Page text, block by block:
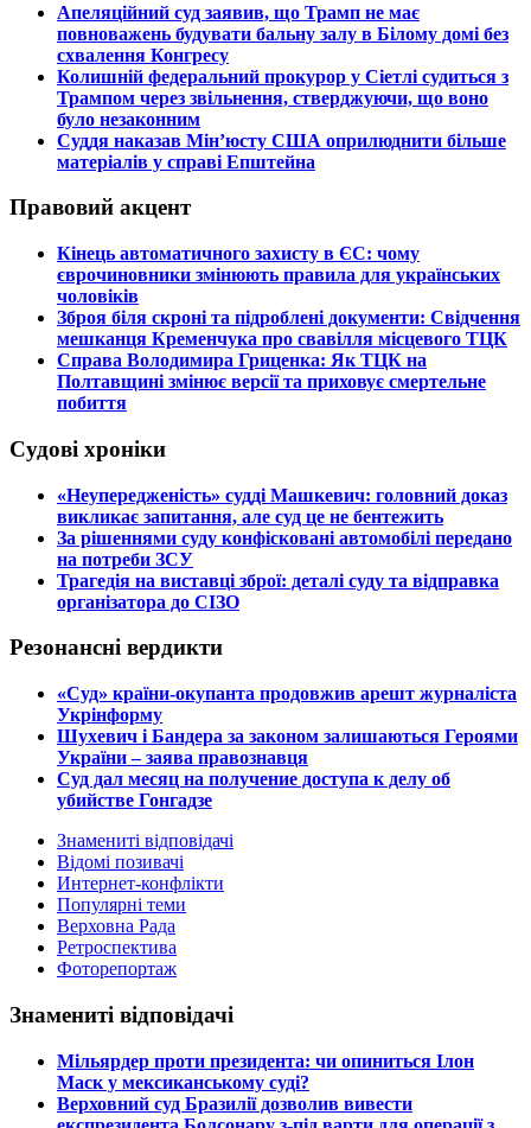
​Апеляційний суд заявив, що Трамп не має
повноважень будувати бальну залу в Білому домі без
схвалення Конгресу
​Колишній федеральний прокурор у Сіетлі судиться з
Трампом через звільнення, стверджуючи, що воно
було незаконним
​Суддя наказав Мін’юсту США оприлюднити більше
матеріалів у справі Епштейна
Правовий акцент
​Кінець автоматичного захисту в ЄС: чому
єврочиновники змінюють правила для українських
чоловіків
​Зброя біля скроні та підроблені документи: Свідчення
мешканця Кременчука про свавілля місцевого ТЦК
​Справа Володимира Гриценка: Як ТЦК на
Полтавщині змінює версії та приховує смертельне
побиття
Судові хроніки
​«Неупередженість» судді Машкевич: головний доказ
викликає запитання, але суд це не бентежить
​За рішеннями суду конфісковані автомобілі передано
на потреби ЗСУ
​Трагедія на виставці зброї: деталі суду та відправка
організатора до СІЗО
Резонансні вердикти
​«Суд» країни-окупанта продовжив арешт журналіста
Укрінформу
Шухевич і Бандера за законом залишаються Героями
України – заява правознавця
Суд дал месяц на получение доступа к делу об
убийстве Гонгадзе
Знамениті відповідачі
Відомі позивачі
Интернет-конфлікти
Популярні теми
Верховна Рада
Ретроспектива
Фоторепортаж
Знамениті відповідачі
​Мільярдер проти президента: чи опиниться Ілон
Маск у мексиканському суді?
​Верховний суд Бразилії дозволив вивести